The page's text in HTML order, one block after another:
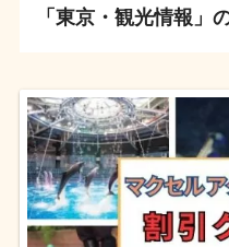
「東京・観光情報」